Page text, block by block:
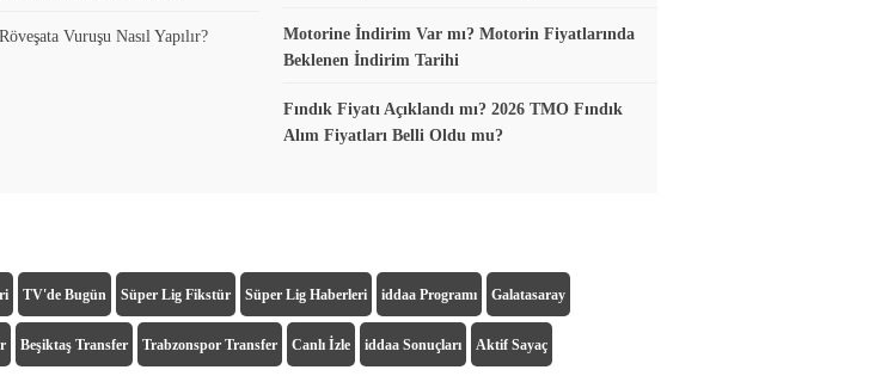
Vuruşu Nasıl Yapılır?
Motorine İndirim Var mı? Motorin Fiyatlarında
Beklenen İndirim Tarihi
Fındık Fiyatı Açıklandı mı? 2026 TMO Fındık
Alım Fiyatları Belli Oldu mu?
TV'de Bugün Süper Lig Fikstür Süper Lig Haberleri iddaa Programı Galatasaray
Beşiktaş Transfer Trabzonspor Transfer Canlı İzle iddaa Sonuçları Aktif Sayaç